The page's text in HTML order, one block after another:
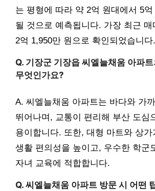
는 평형에 따라 약 2억 원대에서 5
될 것으로 예측됩니다. 가장 최근 매
2억 1,950만 원으로 확인되었습니다.
Q. 기장군 기장읍 씨엘늘채움 아파
무엇인가요?
A. 씨엘늘채움 아파트는 바다와 가
뛰어나며, 교통이 편리해 부산 도심
용이합니다. 또한, 대형 마트와 상가
생활 편의성을 높이고, 우수한 학군
자녀 교육에 적합합니다.
Q. 씨엘늘채움 아파트 방문 시 어떤